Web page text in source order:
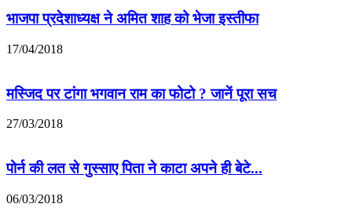
भाजपा प्रदेशाध्यक्ष ने अमित शाह को भेजा इस्तीफा
17/04/2018
मस्जिद पर टांगा भगवान राम का फोटो ? जानें पूरा सच
27/03/2018
पोर्न की लत से गुस्साए पिता ने काटा अपने ही बेटे...
06/03/2018